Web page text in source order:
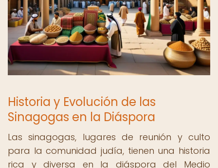
Historia y Evolución de las
Sinagogas en la Diáspora
Las sinagogas, lugares de reunión y culto
para la comunidad judía, tienen una historia
rica y diversa en la diáspora del Medio